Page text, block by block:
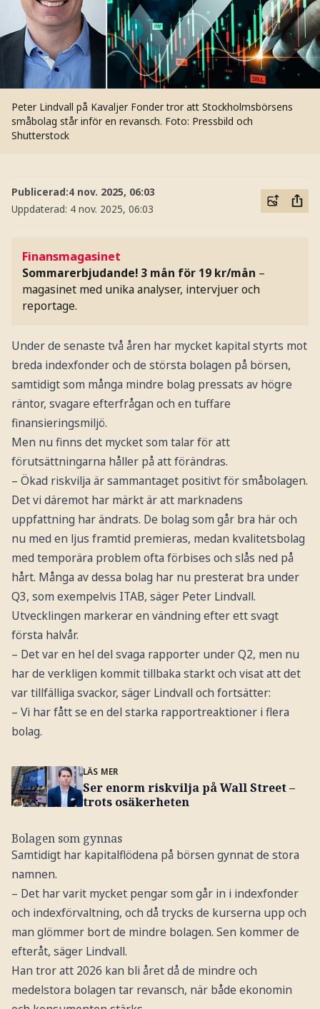
Peter Lindvall på Kavaljer Fonder tror att Stockholmsbörsens
småbolag står inför en revansch. Foto: Pressbild och
Shutterstock
Publicerad:4 nov. 2025, 06:03
Uppdaterad: 4 nov. 2025, 06:03
Finansmagasinet
Sommarerbjudande! 3 mån för 19 kr/mån –
magasinet med unika analyser, intervjuer och
reportage.
Under de senaste två åren har mycket kapital styrts mot
breda indexfonder och de största bolagen på börsen,
samtidigt som många mindre bolag pressats av högre
räntor, svagare efterfrågan och en tuffare
finansieringsmiljö.
Men nu finns det mycket som talar för att
förutsättningarna håller på att förändras.
– Ökad riskvilja är sammantaget positivt för småbolagen.
Det vi däremot har märkt är att marknadens
uppfattning har ändrats. De bolag som går bra här och
nu med en ljus framtid premieras, medan kvalitetsbolag
med temporära problem ofta förbises och slås ned på
hårt. Många av dessa bolag har nu presterat bra under
Q3, som exempelvis ITAB, säger Peter Lindvall.
Utvecklingen markerar en vändning efter ett svagt
första halvår.
– Det var en hel del svaga rapporter under Q2, men nu
har de verkligen kommit tillbaka starkt och visat att det
var tillfälliga svackor, säger Lindvall och fortsätter:
– Vi har fått se en del starka rapportreaktioner i flera
bolag.
LÄS MER
Ser enorm riskvilja på Wall Street –
trots osäkerheten
Bolagen som gynnas
Samtidigt har kapitalflödena på börsen gynnat de stora
namnen.
– Det har varit mycket pengar som går in i indexfonder
och indexförvaltning, och då trycks de kurserna upp och
man glömmer bort de mindre bolagen. Sen kommer de
efteråt, säger Lindvall.
Han tror att 2026 kan bli året då de mindre och
medelstora bolagen tar revansch, när både ekonomin